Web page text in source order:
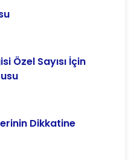
Özel Sayısı İçin
Dikkatine